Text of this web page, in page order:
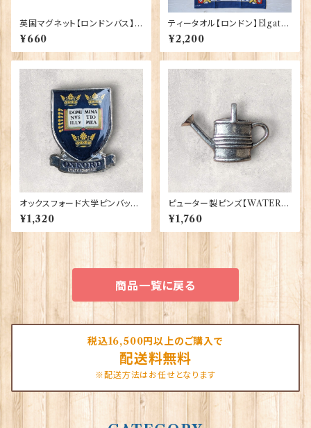
英国マグネット【ロンドンバス】E
lgate Products 90030（130
05）
¥660
ティータオル【ロンドン】Elgate
Products 50001-W(20102)
¥2,200
オックスフォード大学ピンバッ
ジ Elgate Products 90404
¥1,320
ピューター製ピンズ【WATERI
NG CAN】Cadogan 90166-
XWTP165
¥1,760
商品一覧に戻る
税込16,500円以上のご購入で
配送料無料
※配送方法はお任せとなります